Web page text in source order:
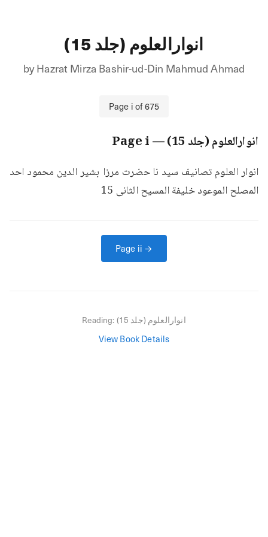
انوارالعلوم (جلد 15)
byHazrat Mirza Bashir-ud-Din Mahmud Ahmad
Page iof675
انوارالعلوم (جلد 15) — Page
i
المصلح الموعود خلیفة المسیح الثانی 15
Page ii →
Reading: انوارالعلوم (جلد 15)
View Book Details